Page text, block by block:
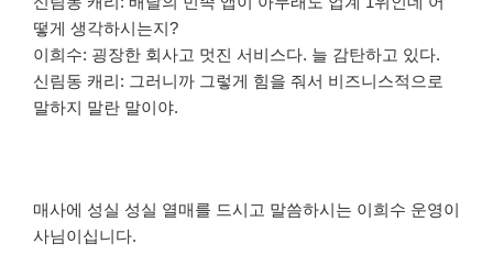
떻게 생각하시는지?
이희수: 굉장한 회사고 멋진 서비스다. 늘 감탄하고 있다.
신림동 캐리: 그러니까 그렇게 힘을 줘서 비즈니스적으로
말하지 말란 말이야.
매사에 성실 성실 열매를 드시고 말씀하시는 이희수 운영이
사님이십니다.